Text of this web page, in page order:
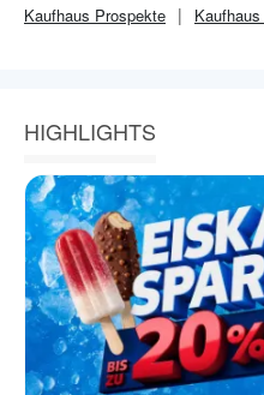
Kaufhaus Prospekte Kaufhaus
HIGHLIGHTS